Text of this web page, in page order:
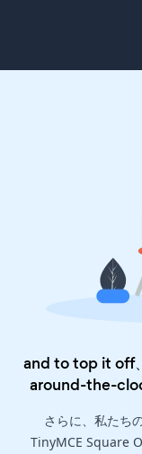
and to top it off
around-the-
さらに、私たち
TinyMCE Square